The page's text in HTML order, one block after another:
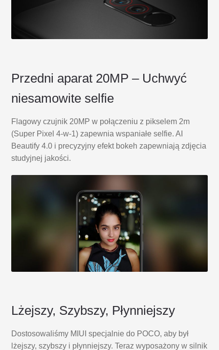
Przedni aparat 20MP – Uchwyć
niesamowite selfie
Flagowy czujnik 20MP w połączeniu z pikselem 2m
(Super Pixel 4-w-1) zapewnia wspaniałe selfie. AI
Beautify 4.0 i precyzyjny efekt bokeh zapewniają zdjęcia
studyjnej jakości.
Lżejszy, Szybszy, Płynniejszy
Dostosowaliśmy MIUI specjalnie do POCO, aby był
lżejszy, szybszy i płynniejszy. Teraz wyposażony w silnik